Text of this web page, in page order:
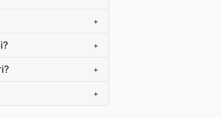
+
+
+
+